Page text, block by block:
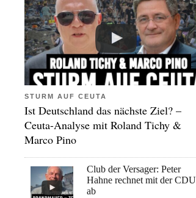
STURM AUF CEUTA
Ist Deutschland das nächste Ziel? –
Ceuta-Analyse mit Roland Tichy &
Marco Pino
Club der Versager: Peter
Hahne rechnet mit der CDU
ab